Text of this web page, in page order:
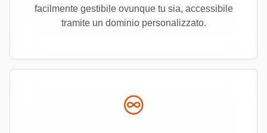
facilmente gestibile ovunque tu sia, accessibile
tramite un dominio personalizzato.